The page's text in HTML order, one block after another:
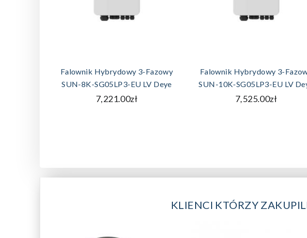
Falownik Hybrydowy 3-Fazowy
SUN-8K-SG05LP3-EU LV Deye
7,221.00zł
Falownik Hybrydowy 3-
SUN-10K-SG05LP3-EU LV
7,525.00zł
KLIENCI KTÓRZY